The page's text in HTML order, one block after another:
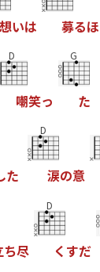
想いは 募るほ
D
嘲笑っ
G
た
た
D
涙の意
ち尽
D
く すだ